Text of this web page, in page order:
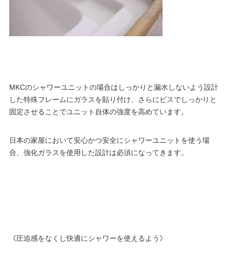
MKCのシャワーユニットの場合はしっかりと漏水しないよう設計
した特殊フレームにガラスを貼り付け、さらにビスでしっかりと
固定させることでユニット自体の強度を高めています。
日本の家屋において安心かつ安全にシャワーユニットを使う場
合、強化ガラスを使用した設計は必須になってきます。
《圧迫感をなくし快適にシャワーを使えるよう》